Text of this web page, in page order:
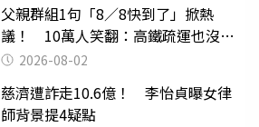
父親群組1句「8／8快到了」掀熱
議！ 10萬人笑翻：高鐵疏運也沒列
父親節
2026-08-02
慈濟遭詐走10.6億！ 李怡貞曝女律
師背景提4疑點